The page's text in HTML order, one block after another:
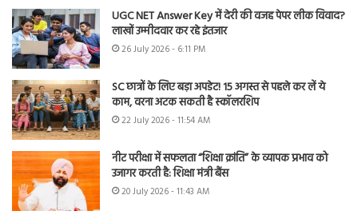
UGC NET Answer Key में देरी की वजह पेपर लीक विवाद?
लाखों उम्मीदवार कर रहे इंतजार
26 July 2026 - 6:11 PM
SC छात्रों के लिए बड़ा अपडेट! 15 अगस्त से पहले कर लें ये
काम, वरना अटक सकती है स्कॉलरशिप
22 July 2026 - 11:54 AM
नीट परीक्षा में सफलता “शिक्षा क्रांति” के व्यापक प्रभाव को
उजागर करती है: शिक्षा मंत्री बैंस
20 July 2026 - 11:43 AM